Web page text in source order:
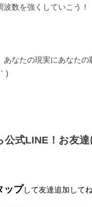
数を強くしていこう！
あなたの現実にあなたの
)
公式LINE！お友
ップして友達追加してね